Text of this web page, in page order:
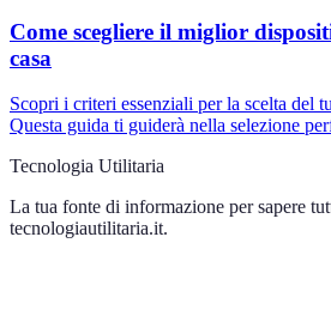
Come scegliere il miglior
casa
Scopri i criteri essenziali per la scelta del
Questa guida ti guiderà nella selezione
Tecnologia Utilitaria
La tua fonte di informazione per sapere
tecnologiautilitaria.it.